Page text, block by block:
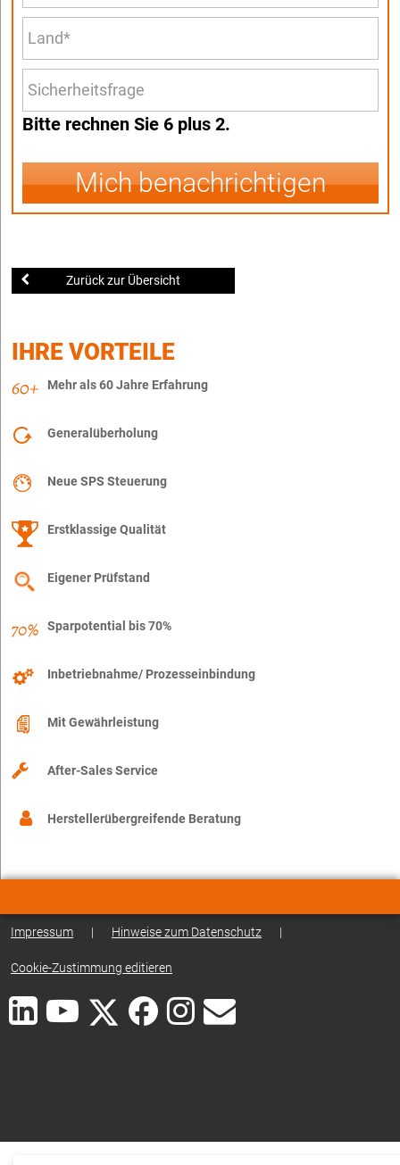
Bitte rechnen Sie 6 plus 2.
Mich benachrichtigen
Zurück zur Übersicht
IHRE VORTEILE
Mehr als 60 Jahre Erfahrung
Generalüberholung
Neue SPS Steuerung
Erstklassige Qualität
Eigener Prüfstand
Sparpotential bis 70%
Inbetriebnahme/ Prozesseinbindung
Mit Gewährleistung
After-Sales Service
Herstellerübergreifende Beratung
Impressum | Hinweise zum Datenschutz |
Cookie-Zustimmung editieren